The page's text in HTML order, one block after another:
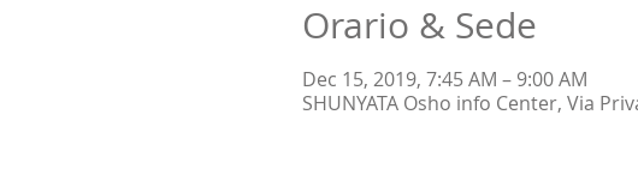
Orario & Sede
Dec 15, 2019, 7:45 AM – 9:00 AM
SHUNYATA Osho info Center, Via